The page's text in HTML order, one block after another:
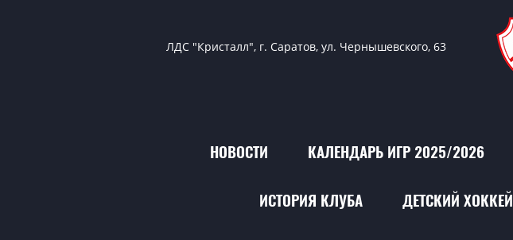
ЛДС "Кристалл", г. Саратов, ул. Чернышевского, 63
НОВОСТИ КАЛЕНДАРЬ ИГР 2025/2026
ИСТОРИЯ КЛУБА ДЕТСКИЙ ХОККЕЙ